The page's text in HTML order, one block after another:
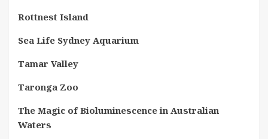
Rottnest Island
Sea Life Sydney Aquarium
Tamar Valley
Taronga Zoo
The Magic of Bioluminescence in Australian
Waters